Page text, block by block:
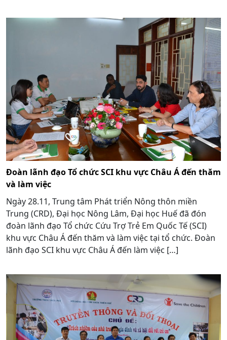
Đoàn lãnh đạo Tổ chức SCI khu vực Châu Á đến thăm
và làm việc
Ngày 28.11, Trung tâm Phát triển Nông thôn miền
Trung (CRD), Đại học Nông Lâm, Đại học Huế đã đón
đoàn lãnh đạo Tổ chức Cứu Trợ Trẻ Em Quốc Tế (SCI)
khu vực Châu Á đến thăm và làm việc tại tổ chức. Đoàn
lãnh đạo SCI khu vực Châu Á đến làm việc […]